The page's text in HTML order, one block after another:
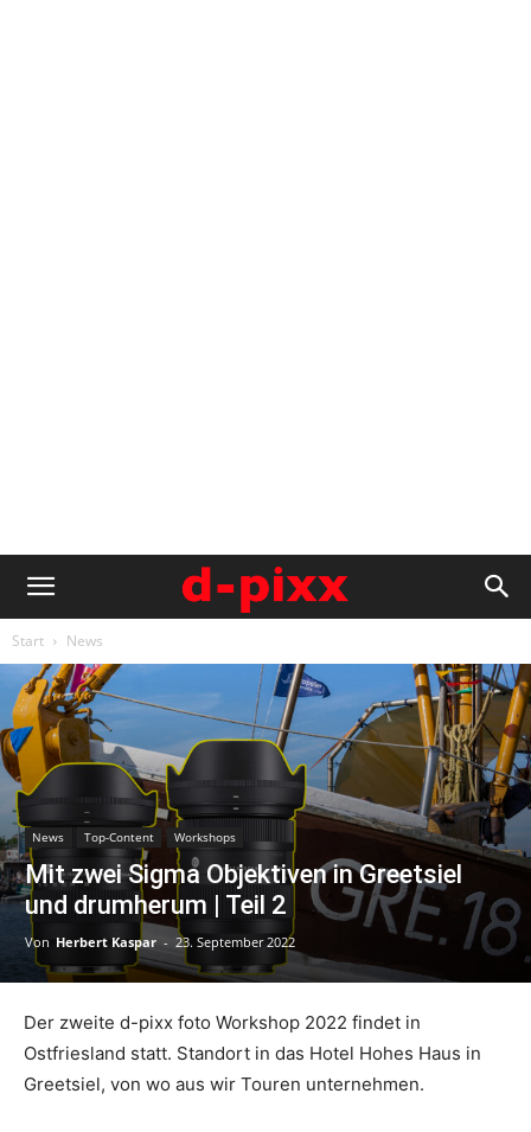
Start News
News Top-Content Workshops
Mit zwei Sigma Objektiven in Greetsiel
und drumherum | Teil 2
Von Herbert Kaspar - 23. September 2022
Der zweite d-pixx foto Workshop 2022 findet in
Ostfriesland statt. Standort in das Hotel Hohes Haus in
Greetsiel, von wo aus wir Touren unternehmen.